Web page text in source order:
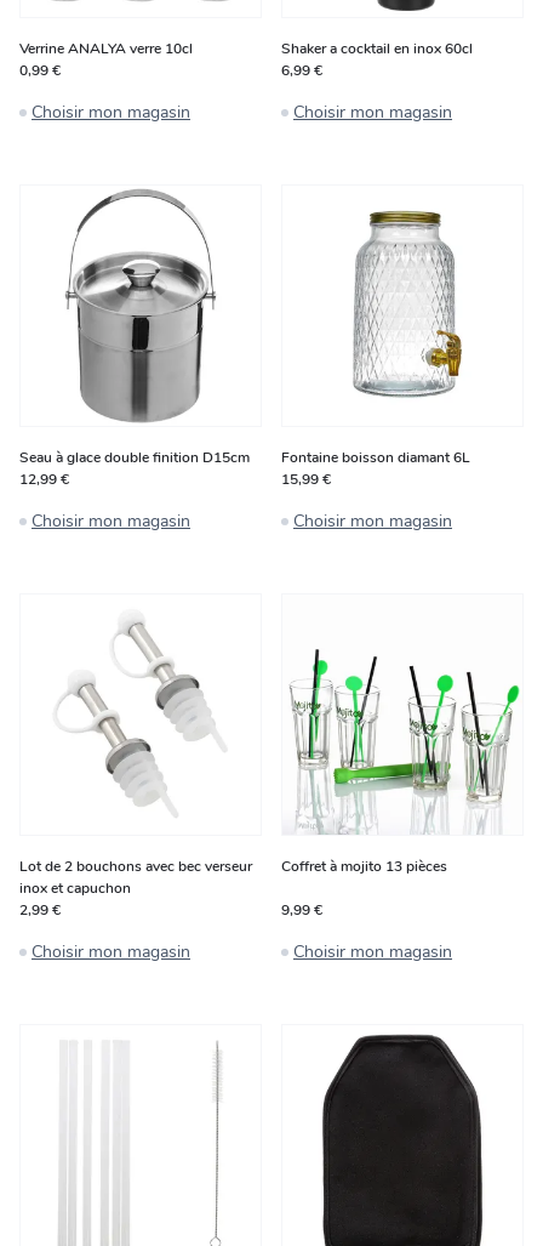
Verrine ANALYA verre 10cl
0,99 €
Choisir mon magasin
Shaker a cocktail en inox 60cl
6,99 €
Choisir mon magasin
Seau à glace double finition D15cm
12,99 €
Choisir mon magasin
Fontaine boisson diamant 6L
15,99 €
Choisir mon magasin
Lot de 2 bouchons avec bec verseur
inox et capuchon
2,99 €
Choisir mon magasin
Coffret à mojito 13 pièces
9,99 €
Choisir mon magasin